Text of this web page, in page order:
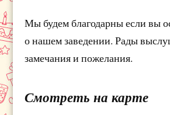
Мы будем благодарны если вы
о нашем заведении. Рады
замечания и пожелания.
Смотреть на карте